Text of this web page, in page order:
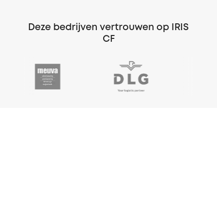
Deze bedrijven vertrouwen op IRIS
CF